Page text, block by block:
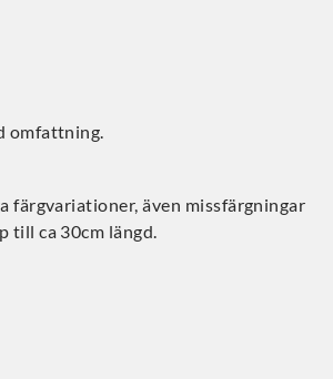
omfattning.
färgvariationer, även missfärgningar
till ca 30cm längd.